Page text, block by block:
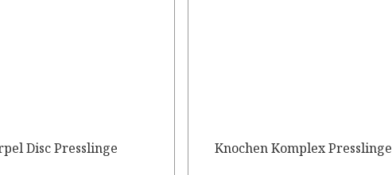
Disc Presslinge Knochen Komplex Presslinge